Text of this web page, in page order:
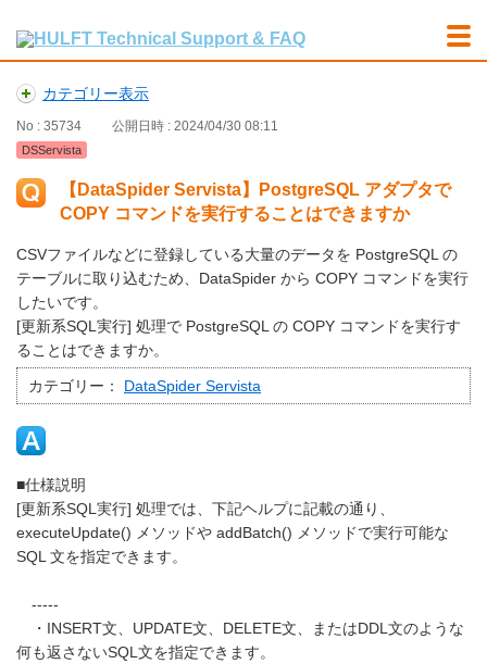
カテゴリー表示
No : 35734 公開日時 : 2024/04/30 08:11
DSServista
【DataSpider Servista】PostgreSQL アダプタで
COPY コマンドを実行することはできますか
CSVファイルなどに登録している大量のデータを PostgreSQL の
テーブルに取り込むため、DataSpider から COPY コマンドを実行
したいです。
[更新系SQL実行] 処理で PostgreSQL の COPY コマンドを実行す
ることはできますか。
カテゴリー： DataSpider Servista
■仕様説明
[更新系SQL実行] 処理では、下記ヘルプに記載の通り、
executeUpdate() メソッドや addBatch() メソッドで実行可能な
SQL 文を指定できます。
-----
・INSERT文、UPDATE文、DELETE文、またはDDL文のような
何も返さないSQL文を指定できます。